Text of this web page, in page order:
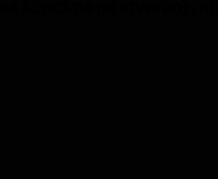
na stvaranju